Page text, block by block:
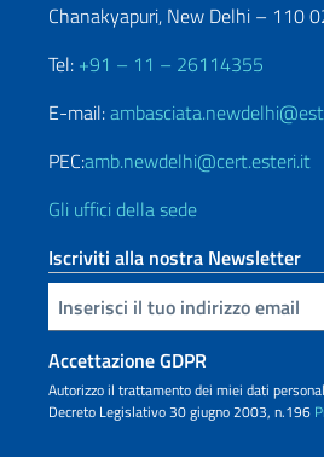
Chanakyapuri, New Delhi – 110
Tel: +91 – 11 – 26114355
E-mail:
PEC:amb.newdelhi@cert.esteri.it
Gli uffici della sede
Iscriviti alla nostra Newsletter
Inserisci la tua email
Accettazione GDPR
Autorizzo il trattamento dei miei dati
Decreto Legislativo 30 giugno 2003, n.196